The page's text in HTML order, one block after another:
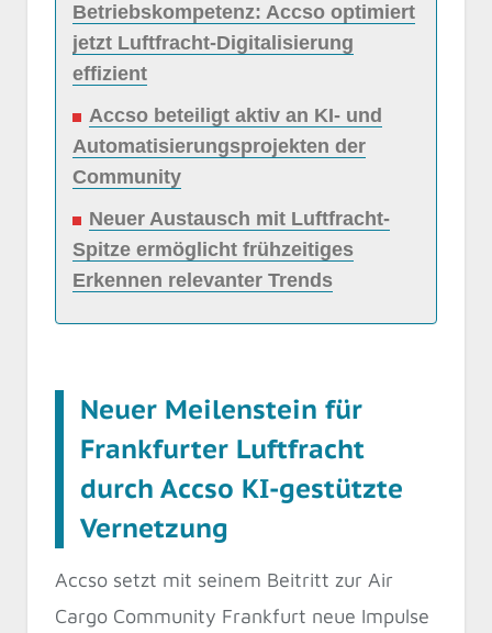
Betriebskompetenz: Accso optimiert
jetzt Luftfracht-Digitalisierung
effizient
Accso beteiligt aktiv an KI- und
Automatisierungsprojekten der
Community
Neuer Austausch mit Luftfracht-
Spitze ermöglicht frühzeitiges
Erkennen relevanter Trends
Neuer Meilenstein für
Frankfurter Luftfracht
durch Accso KI-gestützte
Vernetzung
Accso setzt mit seinem Beitritt zur Air
Cargo Community Frankfurt neue Impulse